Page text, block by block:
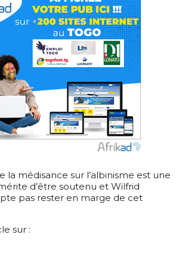
la médisance sur l’albinisme est une
d’être soutenu et Wilfrid
pas rester en marge de cet
sur :